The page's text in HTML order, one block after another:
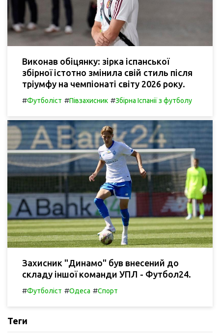
Виконав обіцянку: зірка іспанської
збірної істотно змінила свій стиль після
тріумфу на чемпіонаті світу 2026 року.
#Футболіст #Півзахисник #Збірна Іспанії з футболу
Захисник "Динамо" був внесений до
складу іншої команди УПЛ - Футбол24.
#Футболіст #Одеса #Спорт
Теги